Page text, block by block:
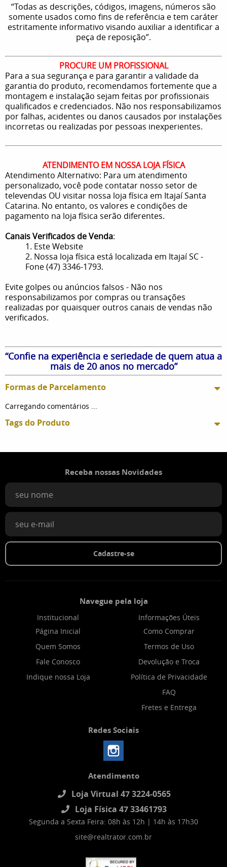
“Todas as descrições, códigos, imagens, números são
somente usados como fins de referência e tem caráter
estritamente informativo visando auxiliar a identificar a
peça de reposição”.
PROCURE UM PROFISSIONAL
Para a sua segurança e para garantir a validade da
garantia do produto, recomendamos fortemente que a
montagem e instalação sejam feitas por profissionais
qualificados e credenciados. Não nos responsabilizamos
por falhas, acidentes ou danos causados por instalações
incorretas ou realizadas por pessoas inexperientes.
ATENDIMENTO EM NOSSA LOJA FÍSICA
Atendimento Alternativo: Para um atendimento
personalizado, você pode contatar nosso setor de
televendas OU visitar nossa loja física em Itajaí Santa
Catarina. No entanto, os valores e condições de
pagamento na loja física serão diferentes.
Canais Verificados de Venda:
1. Este Website
2. Nossa loja física está localizada em Itajaí SC -
Fone (47) 3346-1793.
Evite golpes ou anúncios falsos - Não nos
responsabilizamos por compras ou transações
realizadas por quaisquer outros canais de vendas não
verificados.
“Confie na experiência e seriedade de quem atua a
mais de 20 anos no mercado”
Formas de Parcelamento
Carregando comentários ...
Tags do Produto
Receba nossas Novidades
Cadastre-se
Navegue pela loja
Institucional
Página Inicial
Quem Somos
Fale Conosco
Indique nossa Loja
Informações Úteis
Como Comprar
Termos de Uso
Devolução e Troca
Política de Privacidade
FAQ
Fretes e Entrega
Redes Sociais
Atendimento
Loja Virtual 47 3224-0565
Loja Física 47 33461793
Segunda a Sexta Feira: 08h às 12h | 14h às 17h30
site@realtrator.com.br